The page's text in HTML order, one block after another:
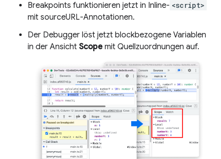
Breakpoints funktionieren jetzt in Inline- <script>
mit sourceURL-Annotationen.
Der Debugger löst jetzt blockbezogene Variablen
in der Ansicht Scope mit Quellzuordnungen auf.